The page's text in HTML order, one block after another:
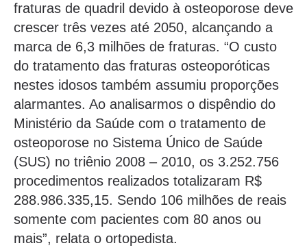
fraturas de quadril devido à osteoporose deve
crescer três vezes até 2050, alcançando a
marca de 6,3 milhões de fraturas. “O custo
do tratamento das fraturas osteoporóticas
nestes idosos também assumiu proporções
alarmantes. Ao analisarmos o dispêndio do
Ministério da Saúde com o tratamento de
osteoporose no Sistema Único de Saúde
(SUS) no triênio 2008 – 2010, os 3.252.756
procedimentos realizados totalizaram R$
288.986.335,15. Sendo 106 milhões de reais
somente com pacientes com 80 anos ou
mais”, relata o ortopedista.